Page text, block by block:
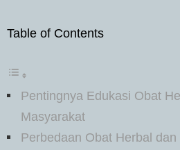
Table of Contents
Pentingnya Edukasi Obat
Masyarakat
Perbedaan Obat Herbal